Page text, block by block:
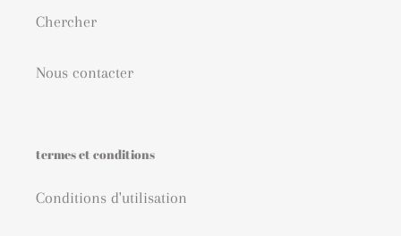
Chercher
Nous contacter
termes et conditions
Conditions d'utilisation